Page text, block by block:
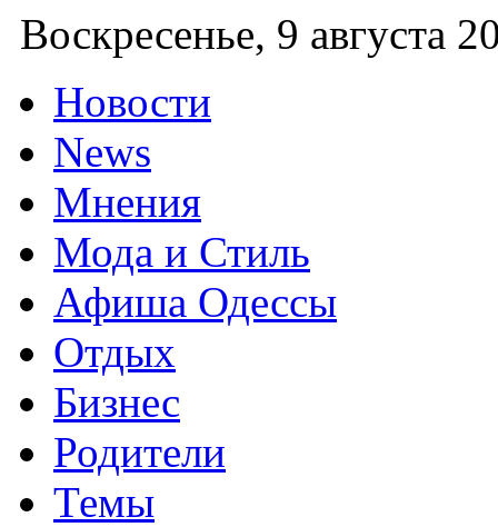
Воскресенье, 9 августа
Новости
News
Мнения
Мода и Стиль
Афиша Одессы
Отдых
Бизнес
Родители
Темы